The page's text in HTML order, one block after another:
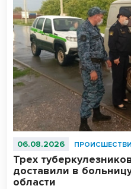
06.08.2026
Трех
доставили в
области